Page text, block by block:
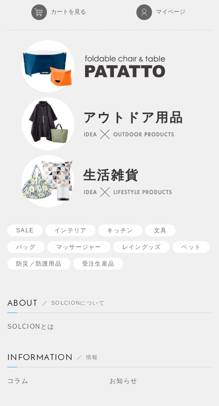
カートを見る マイページ
アウトドア用品
生活雑貨
SALE インテリア キッチン 文具
バッグ マッサージャー レイングッズ ペット
防災／ 防護用品 受注生産品
ABOUT SOLCIONについて
SOLCIONとは
INFORMATION 情報
コラム お知らせ